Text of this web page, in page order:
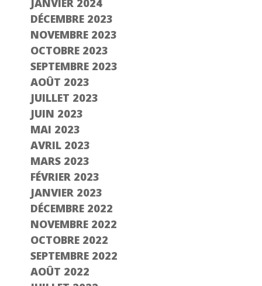
JANVIER 2024
DÉCEMBRE 2023
NOVEMBRE 2023
OCTOBRE 2023
SEPTEMBRE 2023
AOÛT 2023
JUILLET 2023
JUIN 2023
MAI 2023
AVRIL 2023
MARS 2023
FÉVRIER 2023
JANVIER 2023
DÉCEMBRE 2022
NOVEMBRE 2022
OCTOBRE 2022
SEPTEMBRE 2022
AOÛT 2022